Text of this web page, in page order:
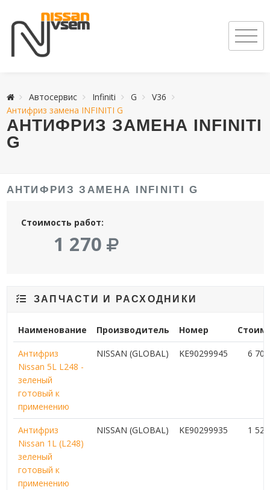
Автосервис Infiniti G
V36
Антифриз замена INFINITI G
АНТИФРИЗ ЗАМЕНА INFINITI
G
АНТИФРИЗ ЗАМЕНА INFINITI G
Стоимость работ:
1 270
ЗАПЧАСТИ И РАСХОДНИКИ
Наименование Производитель Номер
Антифриз
Nissan 5L L248 -
зеленый
готовый к
применению
NISSAN (GLOBAL) KE90299945 6
Антифриз
Nissan 1L (L248)
зеленый
готовый к
применению
NISSAN (GLOBAL) KE90299935 1